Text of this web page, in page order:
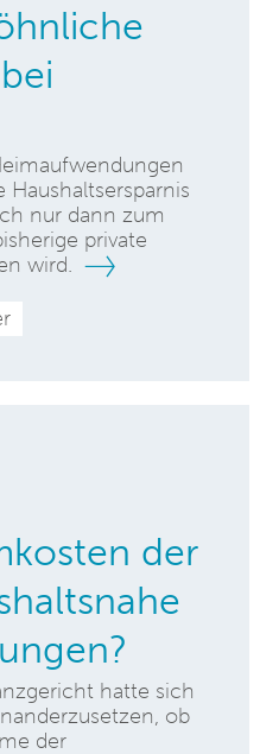
nur dann zum
private
wird.
der
hatte sich
ob
der